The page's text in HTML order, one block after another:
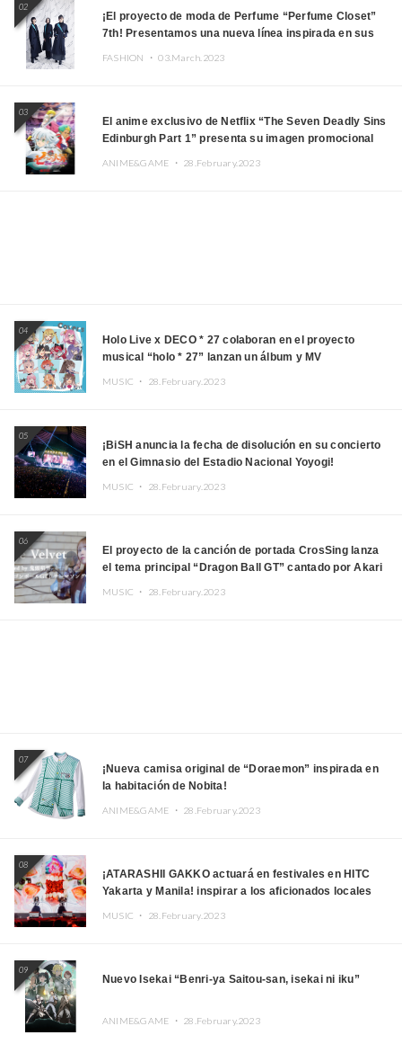
02
¡El proyecto de moda de Perfume “Perfume Closet”
7th! Presentamos una nueva línea inspirada en sus
FASHION ・03.March.2023
03
El anime exclusivo de Netflix “The Seven Deadly Sins
Edinburgh Part 1” presenta su imagen promocional
ANIME&GAME ・ 28.February.2023
04
Holo Live x DECO * 27 colaboran en el proyecto
musical “holo * 27” lanzan un álbum y MV
MUSIC ・ 28.February.2023
05
¡BiSH anuncia la fecha de disolución en su concierto
en el Gimnasio del Estadio Nacional Yoyogi!
MUSIC ・ 28.February.2023
06
El proyecto de la canción de portada CrosSing lanza
el tema principal “Dragon Ball GT” cantado por Akari
MUSIC ・ 28.February.2023
07
¡Nueva camisa original de “Doraemon” inspirada en
la habitación de Nobita!
ANIME&GAME ・ 28.February.2023
08
¡ATARASHII GAKKO actuará en festivales en HITC
Yakarta y Manila! inspirar a los aficionados locales
MUSIC ・ 28.February.2023
09
Nuevo Isekai “Benri-ya Saitou-san, isekai ni iku”
ANIME&GAME ・ 28.February.2023